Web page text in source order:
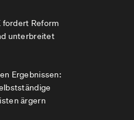
Reform
unterbreitet
Ergebnissen:
ärgern